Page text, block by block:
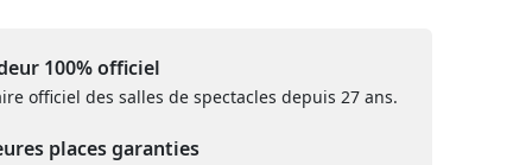
100% officiel
officiel des salles de spectacles depuis 27 ans.
places garanties